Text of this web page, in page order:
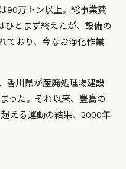
90万トン以上。総事業費
ひとまず終えたが、設備の
ており、今なお浄化作業
香川県が産廃処理場建設
った。それ以来、豊島の
える運動の結果、2000年